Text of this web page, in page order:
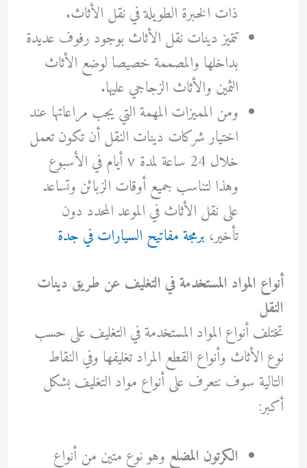
ذات الخبرة الطويلة في نقل الأثاث.
تتميز دينات نقل الأثاث بوجود رفوف عديدة
بداخلها والمصممة خصيصا لوضع الأثاث
الثمين والأثاث الزجاجي عليها.
ومن المميزات المهمة التي يجب مراعاتها عند
اختيار شركات دينات النقل أن تكون تعمل
خلال 24 ساعة لمدة ٧ أيام في الأسبوع
وهذا لتناسب جميع أوقات الزبائن وتساعد
على نقل الأثاث في الموعد المحدد دون
تأخير، برمجة مفاتيح السيارات في جدة
أنواع المواد المستخدمة في التغليف عن طريق دينات
النقل
تختلف أنواع المواد المستخدمة في التغليف على حسب
نوع الأثاث وأنواع القطع المراد تغليفها وفي النقاط
التالية سوف نتعرف على أنواع مواد التغليف بشكل
أكبر:
الكرتون المضلع وهو نوع متين من أنواع